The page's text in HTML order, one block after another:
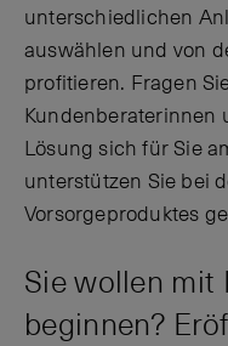
unterschiedlichen
auswählen und von
profitieren. Fragen
Kundenberaterinnen
Lösung sich für Sie
unterstützen Sie bei
Vorsorgeproduktes
Sie wollen mit
beginnen?